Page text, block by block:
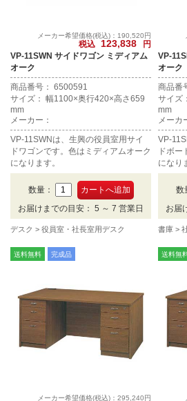
メーカー希望価格(税込)：190,520円
税込 123,838
円
VP-11SWN サイドワゴン ミディアム
オーク
商品番号： 6500591
サイズ： 幅1100×奥行420×高さ659
mm
メーカー：
VP-11SWNは、生興の役員室用サイ
ドワゴンです。色はミディアムオーク
になります。
数量：
お届けまでの目安： 5 ～ 7 営業日
デスク 役員室・社長室用デスク
VP-
オーク
商品番
サイズ
mm
メーカ
VP-
ドボー
になり
数
お届
書庫
送料無料 完成品
メーカー希望価格(税込)：295,240円
送料無